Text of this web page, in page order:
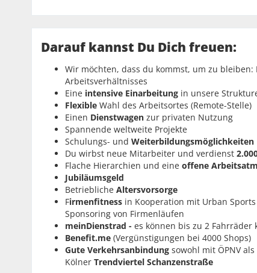
Darauf kannst Du Dich freuen:
Wir möchten, dass du kommst, um zu bleiben:
Arbeitsverhältnisses
Eine intensive Einarbeitung in unsere
Flexible Wahl des Arbeitsortes (Remote-Stelle)
Einen Dienstwagen zur privaten Nutzung
Spannende weltweite Projekte
Schulungs- und Weiterbildungsmöglichkeiten
Du wirbst neue Mitarbeiter und verdienst
Flache Hierarchien und eine offene
Jubiläumsgeld
Betriebliche Altersvorsorge
Firmenfitness in Kooperation mit Urban
Sponsoring von Firmenläufen
meinDienstrad - es können bis zu 2 Fahrräder
Benefit.me (Vergünstigungen bei 4000 Shops)
Gute Verkehrsanbindung sowohl mit ÖPNV
Kölner Trendviertel Schanzenstraße